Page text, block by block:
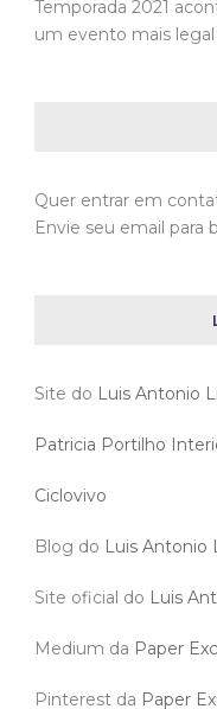
Temporada 2021
um evento mais
Quer entrar em
Envie seu email para
Site do Luis Antonio
Patricia Portilho
Ciclovivo
Blog do Luis Antonio
Site oficial do Luis
Medium da Paper
Pinterest da Paper